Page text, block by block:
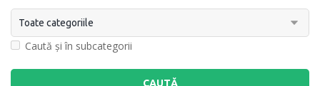
Caută și în subcategorii